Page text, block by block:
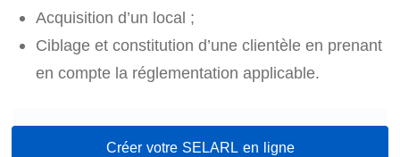
Acquisition d’un local ;
Ciblage et constitution d’une clientèle en prenant
en compte la réglementation applicable.
Créer votre SELARL en ligne